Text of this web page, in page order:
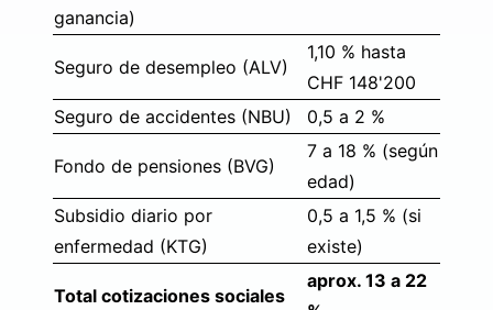
ganancia)
Seguro de desempleo (ALV)
1,10 % hasta
CHF 148'200
Seguro de accidentes (NBU)
0,5 a 2 %
Fondo de pensiones (BVG)
7 a 18 % (según
edad)
Subsidio diario por
enfermedad (KTG)
0,5 a 1,5 % (si
existe)
Total cotizaciones sociales
aprox. 13 a 22